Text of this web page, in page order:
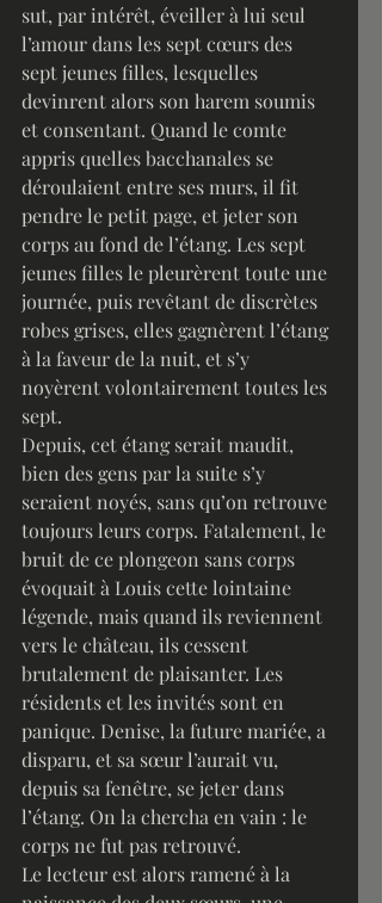
sut, par intérêt, éveiller à lui seul
l’amour dans les sept cœurs des
sept jeunes filles, lesquelles
devinrent alors son harem soumis
et consentant. Quand le comte
appris quelles bacchanales se
déroulaient entre ses murs, il fit
pendre le petit page, et jeter son
corps au fond de l’étang. Les sept
jeunes filles le pleurèrent toute une
journée, puis revêtant de discrètes
robes grises, elles gagnèrent l’étang
à la faveur de la nuit, et s’y
noyèrent volontairement toutes les
sept.
Depuis, cet étang serait maudit,
bien des gens par la suite s’y
seraient noyés, sans qu’on retrouve
toujours leurs corps. Fatalement, le
bruit de ce plongeon sans corps
évoquait à Louis cette lointaine
légende, mais quand ils reviennent
vers le château, ils cessent
brutalement de plaisanter. Les
résidents et les invités sont en
panique. Denise, la future mariée, a
disparu, et sa sœur l’aurait vu,
depuis sa fenêtre, se jeter dans
l’étang. On la chercha en vain : le
corps ne fut pas retrouvé.
Le lecteur est alors ramené à la